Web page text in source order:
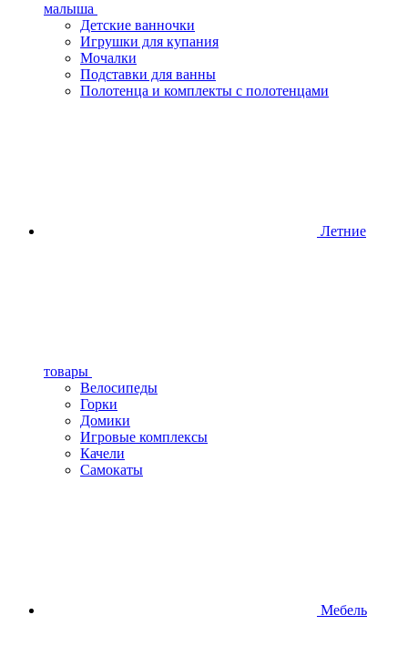
малыша
Детские ванночки
Игрушки для купания
Мочалки
Подставки для ванны
Полотенца и комплекты с полотенцами
Летние
товары
Велосипеды
Горки
Домики
Игровые комплексы
Качели
Самокаты
Мебель